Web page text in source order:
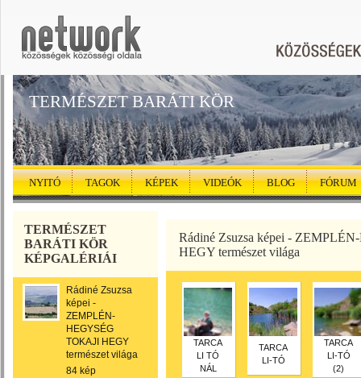
TERMÉSZET BARÁTI KÖR
NYITÓ TAGOK KÉPEK VIDEÓK BLOG FÓRUM
TERMÉSZET
BARÁTI KÖR
KÉPGALÉRIÁI
Rádiné Zsuzsa
képei -
ZEMPLÉN-
HEGYSÉG
TOKAJI HEGY
természet világa
84 kép
Rádiné Zsuzsa képei -
HEGY természet világa
TARCA
LI TÓ
NÁL
TARCA
LI-TÓ
TARCA
LI-TÓ
(2)